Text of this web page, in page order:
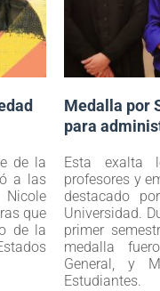
de la
a las
que
de la
Medalla por
para
Esta exalta
profesores y
destacado
Universidad.
primer
medalla
General, y
Estudiantes.